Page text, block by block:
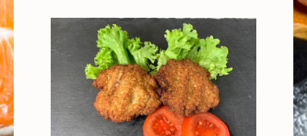
Bildergalerie überspringen